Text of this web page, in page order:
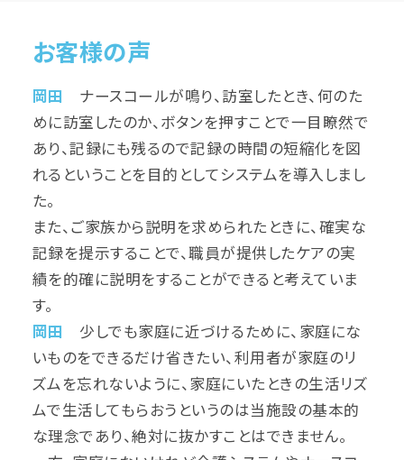
お客様の声
岡田
ナースコールが鳴り、訪室したとき、何のた
めに訪室したのか、ボタンを押すことで一目瞭然で
あり、記録にも残るので記録の時間の短縮化を図
れるということを目的としてシステムを導入しまし
た。
また、ご家族から説明を求められたときに、確実な
記録を提示することで、職員が提供したケアの実
績を的確に説明をすることができると考えていま
す。
岡田
少しでも家庭に近づけるために、家庭にな
いものをできるだけ省きたい、利用者が家庭のリ
ズムを忘れないように、家庭にいたときの生活リズ
ムで生活してもらおうというのは当施設の基本的
な理念であり、絶対に抜かすことはできません。